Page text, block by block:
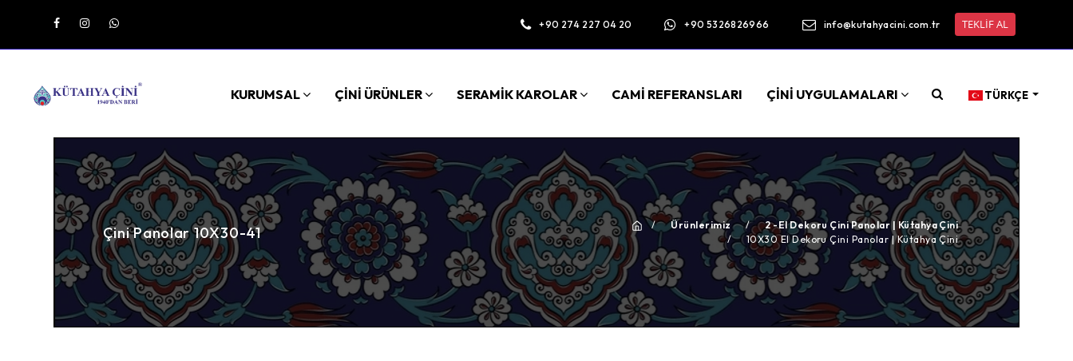
+90 274 227 04 20 +90 5326826966 info@kutahyacini.com.tr TEKLİF AL
KURUMSAL ÇİNİ ÜRÜNLER SERAMİK KAROLAR CAMİ REFERANSLARI ÇİNİ UYGULAMALARI TÜRKÇE
Çini Panolar 10X30-41 / Ürünlerimiz /
2 -El Dekoru Çini Panolar | Kütahya Çini
/
10X30 El Dekoru Çini Panolar | Kütahya Çini